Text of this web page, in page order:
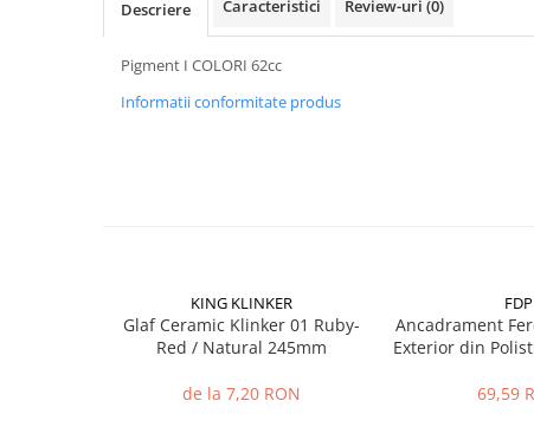
Ipsos îmbinare Gips Carton
Descriere Caracteristici Review-uri (0)
Pigment I COLORI 62cc
Informatii conformitate produs
KING KLINKER
Glaf Ceramic Klinker 01 Ruby-
Red / Natural 245mm
de la 7,20 RON
FDP
Ancadrament
Exterior din
x L 30mm,
69,59